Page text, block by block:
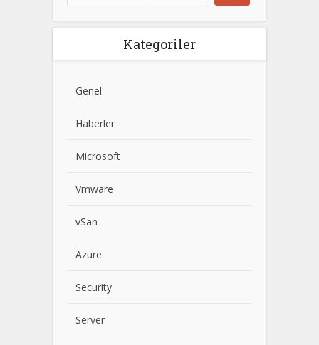
Kategoriler
Genel
Haberler
Microsoft
Vmware
vSan
Azure
Security
Server